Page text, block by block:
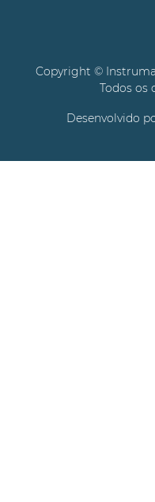
Copyright ©
Todos os
Desenvolvido